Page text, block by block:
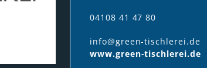
04108 41 47 80
info@green-tischlerei.de
www.green-tischlerei.de